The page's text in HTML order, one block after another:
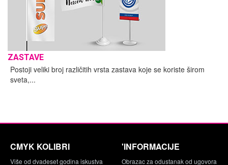
ZASTAVE
Postoji veliki broj različitih vrsta zastava koje se koriste širom
sveta,...
CMYK KOLIBRI
Više od dvadeset godina iskustva
'INFORMACIJE
Obrazac za odustanak od ugovora